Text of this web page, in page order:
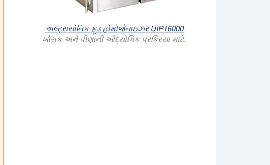
અલ્ટ્રાસોનિક ફૂડ હોમોજેનાઇઝર UIP16000
ખોરાક અને પીણાંની ઔદ્યોગિક પ્રક્રિયા માટે.